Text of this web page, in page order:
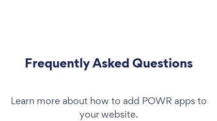
Frequently Asked Questions
Learn more about how to add POWR apps to
your website.